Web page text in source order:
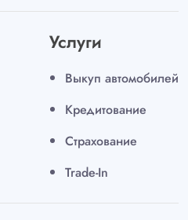
Услуги
Выкуп автомобилей
Кредитование
Страхование
Trade-In